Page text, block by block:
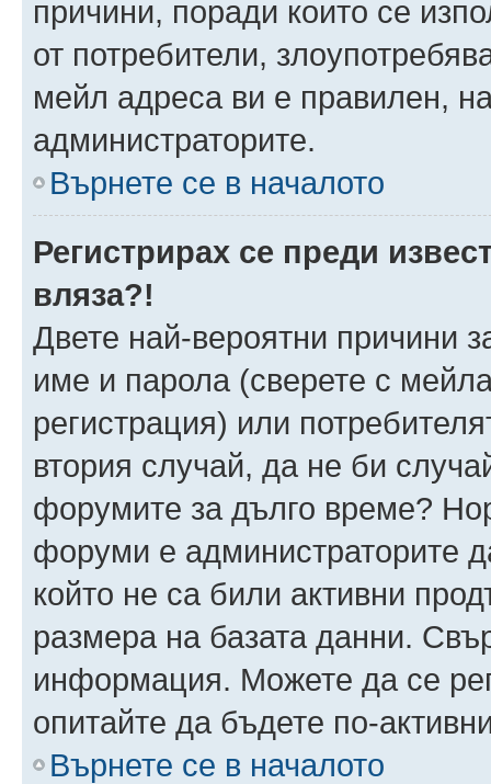
причини, поради които се
от потребители,
мейл адреса ви е правилен,
администраторите.
Върнете се в началото
Регистрирах се преди
вляза?!
Двете най-вероятни причини
име и парола (сверете с
регистрация) или
втория случай, да не би
форумите за дълго време?
форуми е администраторите
който не са били активни
размера на базата данни.
информация. Можете да се
опитайте да бъдете по-
Върнете се в началото